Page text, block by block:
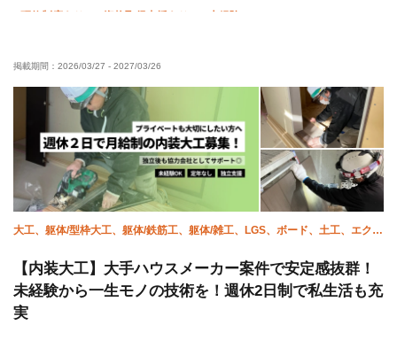
車・バイク通勤OK 転勤なし
掲載期間： 2026/03/27 - 2027/03/26
大工、躯体/型枠大工、躯体/鉄筋工、躯体/雑工、LGS、ボード、土工、エクス
【内装大工】大手ハウスメーカー案件で安定感抜群！
未経験から一生モノの技術を！週休2日制で私生活も充
実